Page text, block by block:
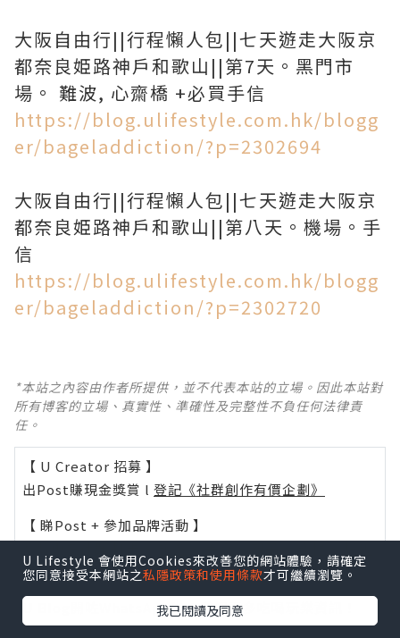
大阪自由行||行程懶人包||七天遊走大阪京
都奈良姫路神戶和歌山||第7天。黑門市
場。 難波, 心齋橋 +必買手信
https://blog.ulifestyle.com.hk/blogg
er/bageladdiction/?p=2302694
大阪自由行||行程懶人包||七天遊走大阪京
都奈良姫路神戶和歌山||第八天。機場。手
信
https://blog.ulifestyle.com.hk/blogg
er/bageladdiction/?p=2302720
*本站之內容由作者所提供，並不代表本站的立場。因此本站對
所有博客的立場、真實性、準確性及完整性不負任何法律責
任。
【 U Creator 招募 】
出Post賺現金獎賞 l 登記《社群創作有價企劃》
【 睇Post + 參加品牌活動 】
攻略及活動情報
U Blog開咗WhatsApp啦！發掘更多吃喝玩樂資訊！
Follow 我哋！
U Lifestyle 會使用Cookies來改善您的網站體驗，請確定
您同意接受本網站之私隱政策和使用條款才可繼續瀏覽。
我已閱讀及同意